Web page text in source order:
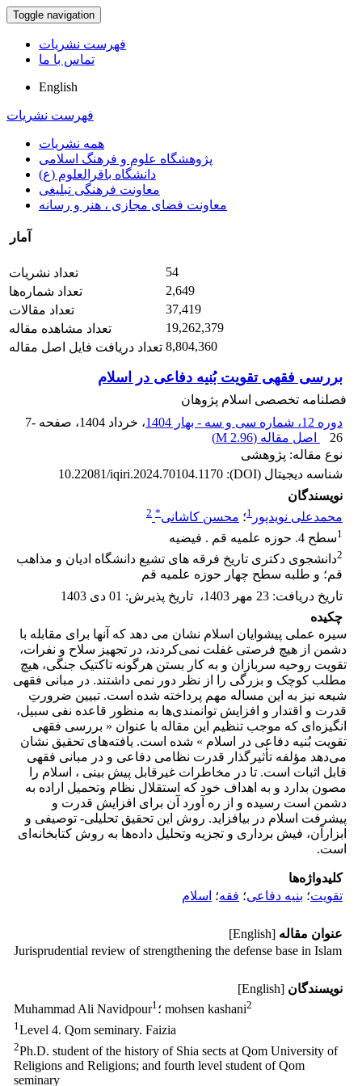
Toggle navigation
فهرست نشریات
تماس با ما
English
فهرست نشریات
همه نشریات
پژوهشگاه علوم و فرهنگ اسلامی
دانشگاه باقرالعلوم (ع)
معاونت فرهنگی تبلیغی
معاونت فضای مجازی ، هنر و رسانه
آمار
تعداد نشریات
54
تعداد شماره‌ها
2,649
تعداد مقالات
37,419
تعداد مشاهده مقاله
19,262,379
تعداد دریافت فایل اصل مقاله 8,804,360
بررسی فقهی تقویت بُنیه دفاعی در اسلام
فصلنامه تخصصی اسلام پژوهان
دوره 12، شماره سی و سه - بهار 1404
، خرداد 1404 ، صفحه 7-
26
اصل مقاله (2.96 M
)
نوع مقاله: پژوهشی
شناسه دیجیتال (DOI):
10.22081/iqiri.2024.70104.1170
نویسندگان
محمدعلی نویدپور 1؛ محسن کاشانی*
2
1سطح 4. حوزه علمیه قم . فیضیه
2دانشجوی دکتری تاریخ فرقه های تشیع دانشگاه ادیان و مذاهب
قم؛ و طلبه سطح چهار حوزه علمیه قم
تاریخ دریافت: 23 مهر 1403 ، تاریخ پذیرش: 01 دی 1403
چکیده
سیره عملى پیشوایان اسلام‏ نشان مى دهد که آنها براى مقابله با
دشمن از هیچ فرصتى غفلت نمی‌کردند، در تجهیز سلاح‏ و نفرات،
تقویت روحیه سربازان و به کار بستن هرگونه تاکتیک جنگى، هیچ
مطلب کوچک و بزرگى را از نظر دور نمى داشتند. در مبانی فقهی
شیعه نیز به این مساله مهم پرداخته شده است. تبیین ضرورتِ
قدرت و اقتدار و افزایش توانمندی‌ها به منظور قاعده نفی سبیل،
انگیزه‌ای که موجب تنظیم این مقاله با عنوان « بررسی فقهی
تقویت بُنیه دفاعی در اسلام » شده است. یافته‌های تحقیق نشان
می‌دهد مؤلفه تأثیر‌گذار قدرت نظامی دفاعی و در مبانی فقهی
قابل اثبات است. تا در مخاطرات غیرقابل پیش بینی ، اسلام را
مصون بدارد و به اهداف خود که استقلال نظام وتحمیل اراده به
دشمن است رسیده و از ره آورد آن برای افزایش قدرت و
پیشرفت اسلام در بیافزاید. روش این تحقیق تحلیلی- توصیفی و
ابزارآن، فیش برداری و تجزیه وتحلیل داده‌ها به روش کتابخانه‌ای
است.
کلیدواژه‌ها
تقویت؛ بنیه دفاعی؛ فقه؛ اسلام
عنوان مقاله [English]
Jurisprudential review of strengthening the defense base in Islam
نویسندگان [English]
Muhammad Ali Navidpour1 ؛ mohsen kashani2
1 Level 4. Qom seminary. Faizia
2Ph.D. student of the history of Shia sects at Qom University of
Religions and Religions; and fourth level student of Qom
seminary